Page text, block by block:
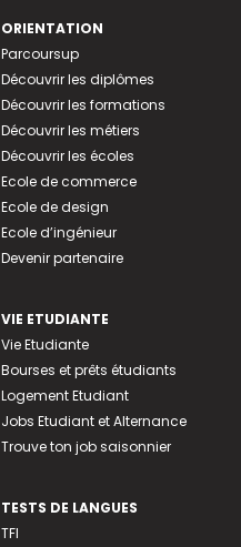
ORIENTATION
Parcoursup
Découvrir les diplômes
Découvrir les formations
Découvrir les métiers
Découvrir les écoles
Ecole de commerce
Ecole de design
Ecole d’ingénieur
Devenir partenaire
VIE ETUDIANTE
Vie Etudiante
Bourses et prêts étudiants
Logement Etudiant
Jobs Etudiant et Alternance
Trouve ton job saisonnier
TESTS DE LANGUES
TFI